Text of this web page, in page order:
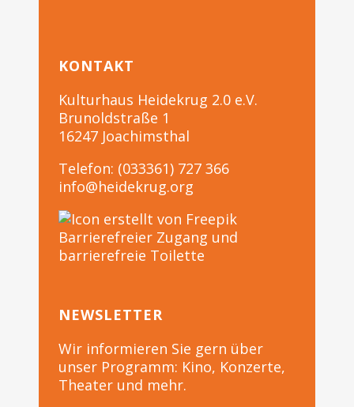
KONTAKT
Kulturhaus Heidekrug 2.0 e.V.
Brunoldstraße 1
16247 Joachimsthal
Telefon: (033361) 727 366
info@heidekrug.org
Barrierefreier Zugang und
barrierefreie Toilette
NEWSLETTER
Wir informieren Sie gern über
unser Programm: Kino, Konzerte,
Theater und mehr.